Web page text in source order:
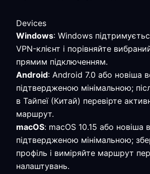
Devices
Windows: Windows
VPN-клієнт і порівняйте
прямим підключенням.
Android: Android 7.0 або новіша
підтвердженою мінімальною;
в Тайпеї (Китай) перевірте
маршрут.
macOS: macOS 10.15 або новіша
підтвердженою мінімальною;
профіль і виміряйте маршрут
налаштувань.